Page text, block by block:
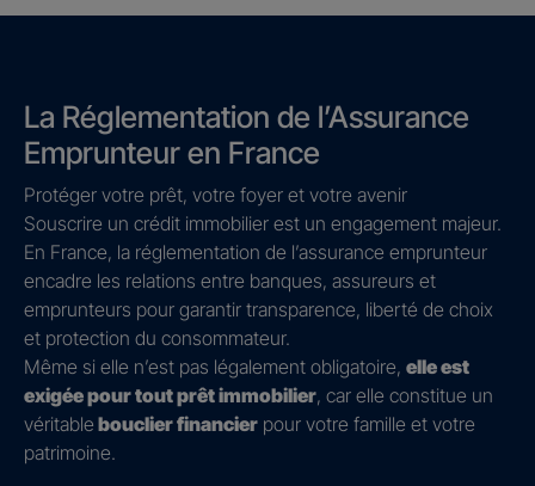
La Réglementation de l’Assurance
Emprunteur en France
Protéger votre prêt, votre foyer et votre avenir
Souscrire un crédit immobilier est un engagement majeur.
En France, la réglementation de l’assurance emprunteur
encadre les relations entre banques, assureurs et
emprunteurs pour garantir transparence, liberté de choix
et protection du consommateur.
Même si elle n’est pas légalement obligatoire, elle est
exigée pour tout prêt immobilier, car elle constitue un
véritable bouclier financier pour votre famille et votre
patrimoine.